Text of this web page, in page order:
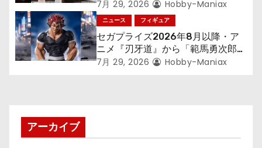
す～』から「ロキシー」のフィギュ
アが登場！
7月 29, 2026 Hobby-Maniax
ニュース フィギュア
セガプライズ2026年8月以降・ア
ニメ『刃牙道』から「範馬勇次郎」
が登場ッッ!!
7月 29, 2026 Hobby-Maniax
アーカイブ